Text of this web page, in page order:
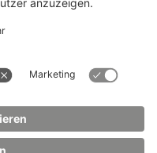
Presse